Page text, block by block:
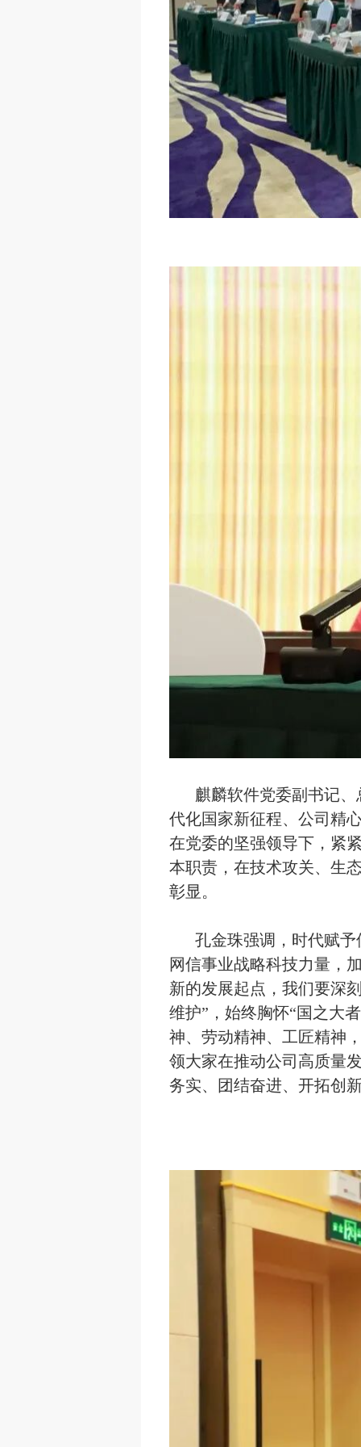
麒麟软件党委副书记
代化国家新征程、公司精
在党委的坚强领导下，紧
本职责，在技术攻关、生
彰显。
孔金珠强调，时代赋
网信事业战略科技力量，
新的发展起点，我们要深
维护”，始终胸怀“国之大
神、劳动精神、工匠精神
领大家在推动公司高质量
务实、团结奋进、开拓创